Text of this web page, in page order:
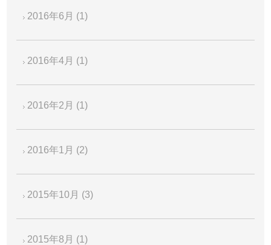
2016年6月 (1)
2016年4月 (1)
2016年2月 (1)
2016年1月 (2)
2015年10月 (3)
2015年8月 (1)